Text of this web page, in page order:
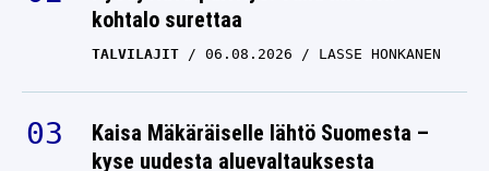
TALVILAJIT 06.08.2026
Kaisa Mäkäräiselle lähtö Suomesta –
kyse uudesta aluevaltauksesta
TALVILAJIT 06.08.2026 LASSE HONKANEN